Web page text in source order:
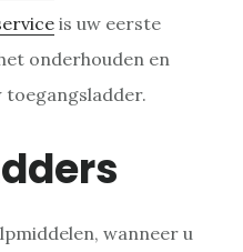
is uw eerste
onderhouden en
toegangsladder.
wanneer u